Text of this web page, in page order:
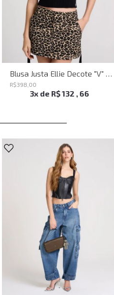
Blusa Justa Ellie Decote "V" Preto John John Feminina
R$398 00
3x de R$132 , 66